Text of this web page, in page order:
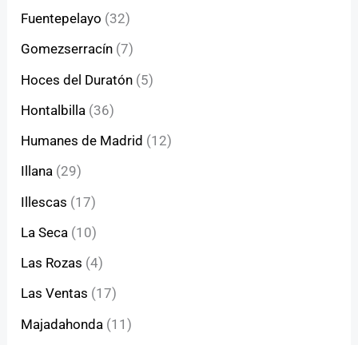
Fuentepelayo (32)
Gomezserracín (7)
Hoces del Duratón (5)
Hontalbilla (36)
Humanes de Madrid (12)
Illana (29)
Illescas (17)
La Seca (10)
Las Rozas (4)
Las Ventas (17)
Majadahonda (11)